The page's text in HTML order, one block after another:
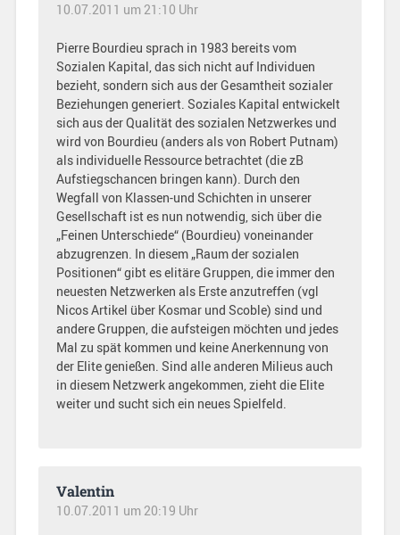
10.07.2011 um 21:10 Uhr
Pierre Bourdieu sprach in 1983 bereits vom
Sozialen Kapital, das sich nicht auf Individuen
bezieht, sondern sich aus der Gesamtheit sozialer
Beziehungen generiert. Soziales Kapital entwickelt
sich aus der Qualität des sozialen Netzwerkes und
wird von Bourdieu (anders als von Robert Putnam)
als individuelle Ressource betrachtet (die zB
Aufstiegschancen bringen kann). Durch den
Wegfall von Klassen-und Schichten in unserer
Gesellschaft ist es nun notwendig, sich über die
„Feinen Unterschiede“ (Bourdieu) voneinander
abzugrenzen. In diesem „Raum der sozialen
Positionen“ gibt es elitäre Gruppen, die immer den
neuesten Netzwerken als Erste anzutreffen (vgl
Nicos Artikel über Kosmar und Scoble) sind und
andere Gruppen, die aufsteigen möchten und jedes
Mal zu spät kommen und keine Anerkennung von
der Elite genießen. Sind alle anderen Milieus auch
in diesem Netzwerk angekommen, zieht die Elite
weiter und sucht sich ein neues Spielfeld.
Valentin
10.07.2011 um 20:19 Uhr